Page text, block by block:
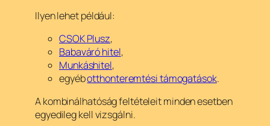
Ilyen lehet például:
CSOK Plusz,
Babaváró hitel,
Munkáshitel,
egyébotthonteremtési támogatások.
A kombinálhatóság feltételeit minden esetben
egyedileg kell vizsgálni.